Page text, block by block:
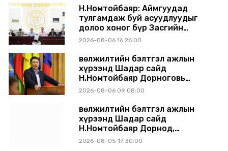
Н.Номтойбаяр: Аймгуудад
тулгамдаж буй асуудлуудыг
долоо хоног бүр Засгийн
газрын хуралдаанд
2026-08-06 16:26:00
Өвөлжилтийн бэлтгэл ажлын
хүрээнд Шадар сайд
Н.Номтойбаяр Дорноговь
аймагт ажиллав
2026-08-06 09:08:00
Өвөлжилтийн бэлтгэл ажлын
хүрээнд Шадар сайд
Н.Номтойбаяр Дорнод,
Сүхбаатар аймагт ажиллав
2026-08-05 17:30:00